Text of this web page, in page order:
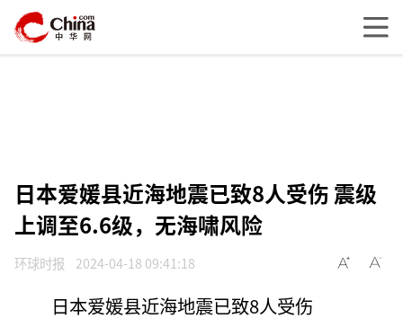
日本爱媛县近海地震已致8人受伤 震级
上调至6.6级，无海啸风险
环球时报 2024-04-18 09:41:18
日本爱媛县近海地震已致8人受伤